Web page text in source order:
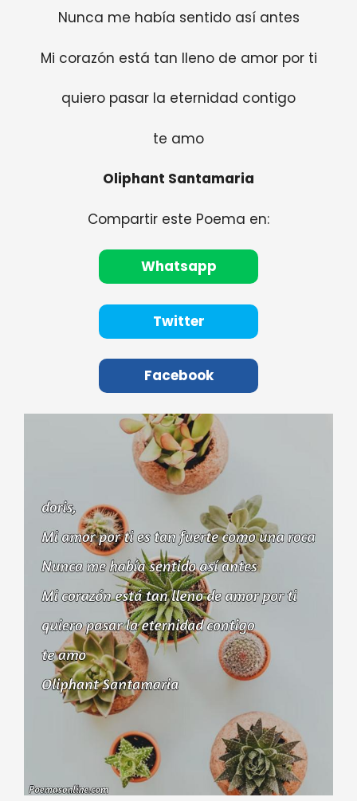
Nunca me había sentido así antes
Mi corazón está tan lleno de amor por ti
quiero pasar la eternidad contigo
te amo
Oliphant Santamaria
Compartir este Poema en:
Whatsapp
Twitter
Facebook